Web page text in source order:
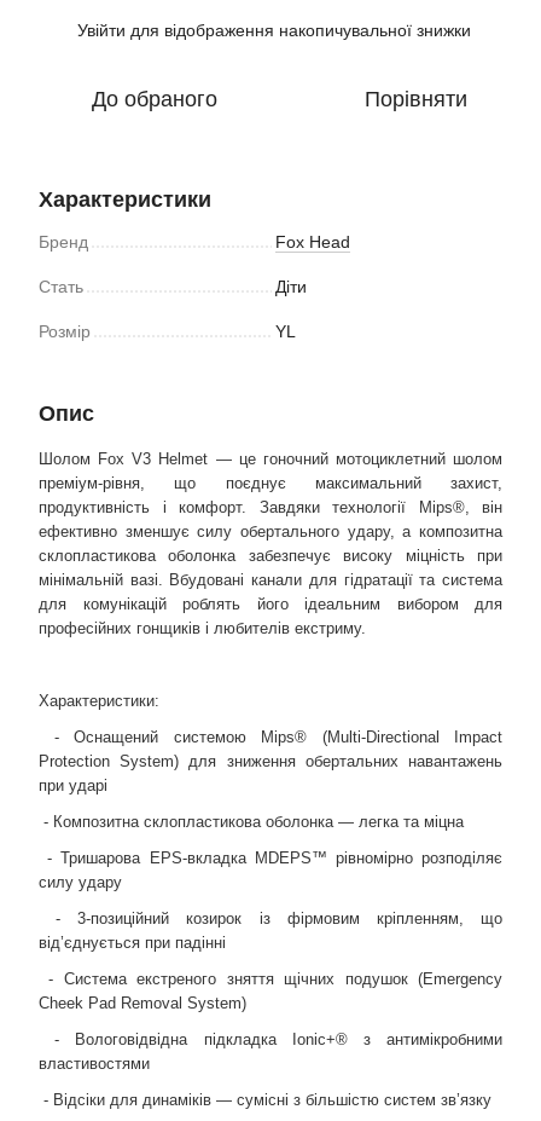
Увійти для відображення накопичувальної знижки
До обраного Порівняти
Характеристики
Бренд Fox Head
Стать Діти
Розмір YL
Опис
Шолом Fox V3 Helmet — це гоночний мотоциклетний шолом
преміум-рівня, що поєднує максимальний захист,
продуктивність і комфорт. Завдяки технології Mips®, він
ефективно зменшує силу обертального удару, а композитна
склопластикова оболонка забезпечує високу міцність при
мінімальній вазі. Вбудовані канали для гідратації та система
для комунікацій роблять його ідеальним вибором для
професійних гонщиків і любителів екстриму.
Характеристики:
- Оснащений системою Mips® (Multi-Directional Impact
Protection System) для зниження обертальних навантажень
при ударі
- Композитна склопластикова оболонка — легка та міцна
- Тришарова EPS-вкладка MDEPS™ рівномірно розподіляє
силу удару
- 3-позиційний козирок із фірмовим кріпленням, що
від’єднується при падінні
- Система екстреного зняття щічних подушок (Emergency
Cheek Pad Removal System)
- Вологовідвідна підкладка Ionic+® з антимікробними
властивостями
- Відсіки для динаміків — сумісні з більшістю систем зв’язку